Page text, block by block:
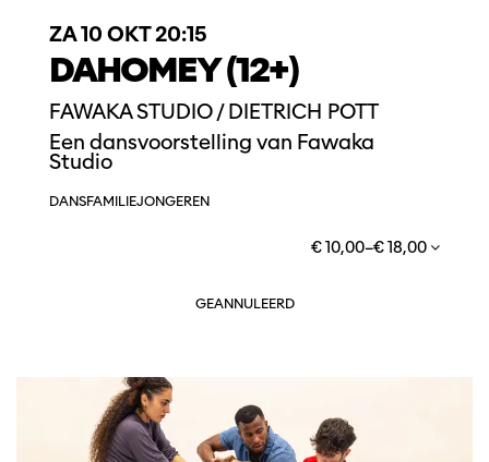
DAHOMEY (12+)
FAWAKA STUDIO / DIETRICH POTT
ZA 10 OKT20:15
Een dansvoorstelling van Fawaka
Studio
DANSFAMILIEJONGEREN
€ 10,00–€ 18,00
GEANNULEERD